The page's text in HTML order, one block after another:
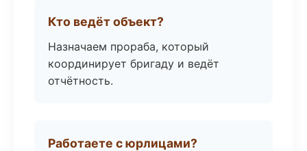
Кто ведёт объект?
Назначаем прораба, который
координирует бригаду и ведёт
отчётность.
Работаете с юрлицами?